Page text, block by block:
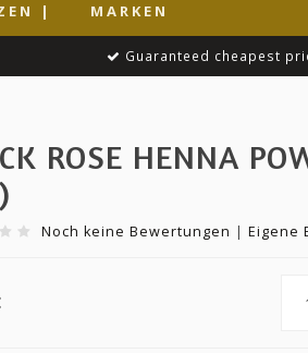
| MARKEN
Guaranteed cheapest
ROSE HENNA
Noch keine Bewertungen | Eigene